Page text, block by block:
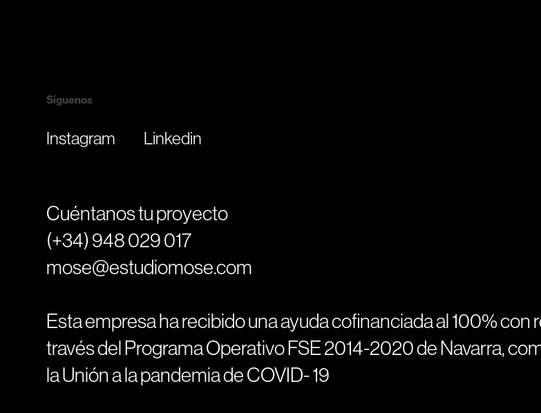
Síguenos
Instagram Linkedin
Cuéntanos tu proyecto
(+34) 948 029 017
mose@estudiomose.com
Esta empresa ha recibido una ayuda cofinanciada al 100% con
través del Programa Operativo FSE 2014-2020 de Navarra,
la Unión a la pandemia de COVID- 19